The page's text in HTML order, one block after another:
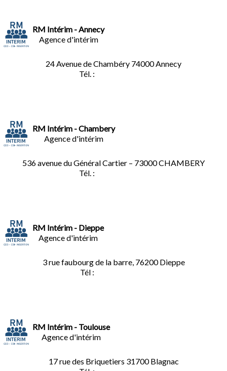
RM Intérim - Annecy
Agence d'intérim
24 Avenue de Chambéry 74000 Annecy
Tél. :
RM Intérim - Chambery
Agence d'intérim
536 avenue du Général Cartier – 73000 CHAMBERY
Tél. :
RM Intérim - Dieppe
Agence d'intérim
3 rue faubourg de la barre, 76200 Dieppe
Tél :
RM Intérim - Toulouse
Agence d'intérim
17 rue des Briquetiers 31700 Blagnac